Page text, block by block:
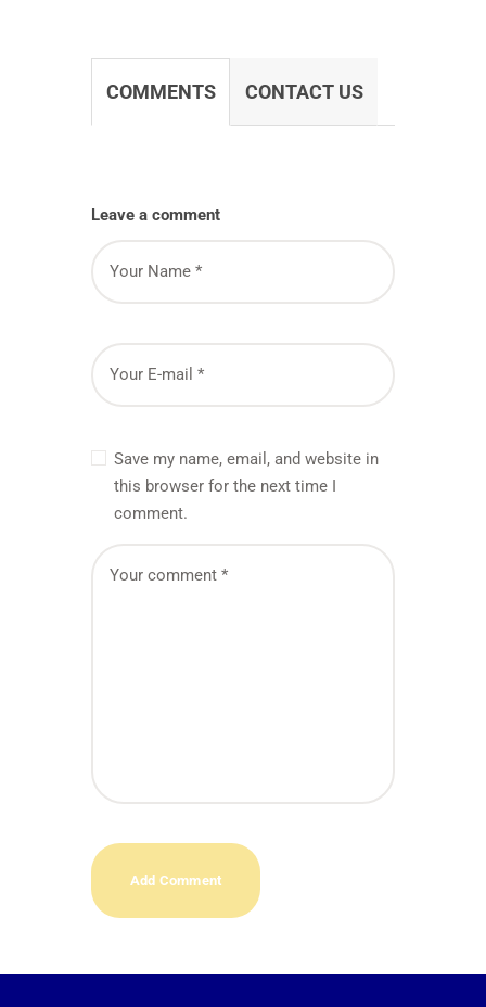
COMMENTS CONTACT US
Leave a comment
Save my name, email, and website in
this browser for the next time I
comment.